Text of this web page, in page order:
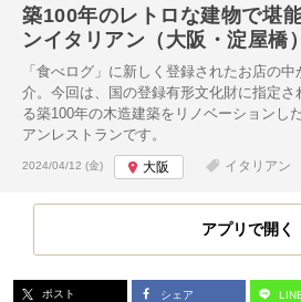
築100年のレトロな建物で堪
ンイタリアン（大阪・淀屋橋）
「食べログ」に新しく登録されたお店の
介。今回は、国の登録有形文化財に指定
る築100年の木造建築をリノベーションし
アンレストランです。
投稿日:
2024/04/12 (金) 大阪 イタリアン
アプリで開く
ポスト シェア